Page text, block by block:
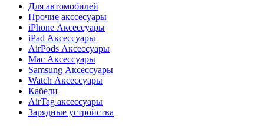
Для автомобилей
Прочие акссесуары
iPhone Аксессуары
iPad Аксессуары
AirPods Аксессуары
Mac Аксессуары
Samsung Аксессуары
Watch Аксессуары
Кабели
AirTag аксессуары
Зарядные устройства